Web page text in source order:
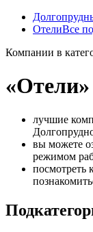
ОтелиВсе
Компании в
лучшие
вы можете
режимом
посмотреть